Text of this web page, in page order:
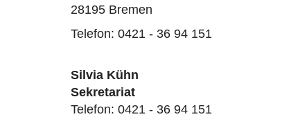
28195 Bremen
Telefon: 0421 - 36 94 151
Silvia Kühn
Sekretariat
Telefon: 0421 - 36 94 151